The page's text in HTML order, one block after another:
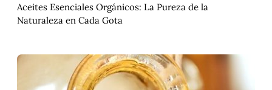
Aceites Esenciales Orgánicos: La Pureza de la
Naturaleza en Cada Gota